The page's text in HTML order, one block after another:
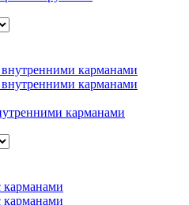
карманами